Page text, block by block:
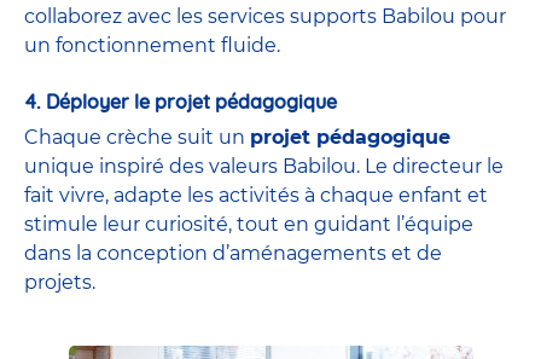
collaborez avec les services supports Babilou pour
un fonctionnement fluide.
4. Déployer le projet pédagogique
Chaque crèche suit un projet pédagogique
unique inspiré des valeurs Babilou. Le directeur le
fait vivre, adapte les activités à chaque enfant et
stimule leur curiosité, tout en guidant l’équipe
dans la conception d’aménagements et de
projets.